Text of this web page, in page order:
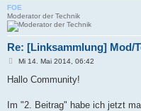
FOE
Moderator der Technik
Re: [Linksammlung] Mod/
B
i
a
Mi 14. Mai 2014, 06:42
Hallo Community!
Im "2. Beitrag" habe ich jetzt